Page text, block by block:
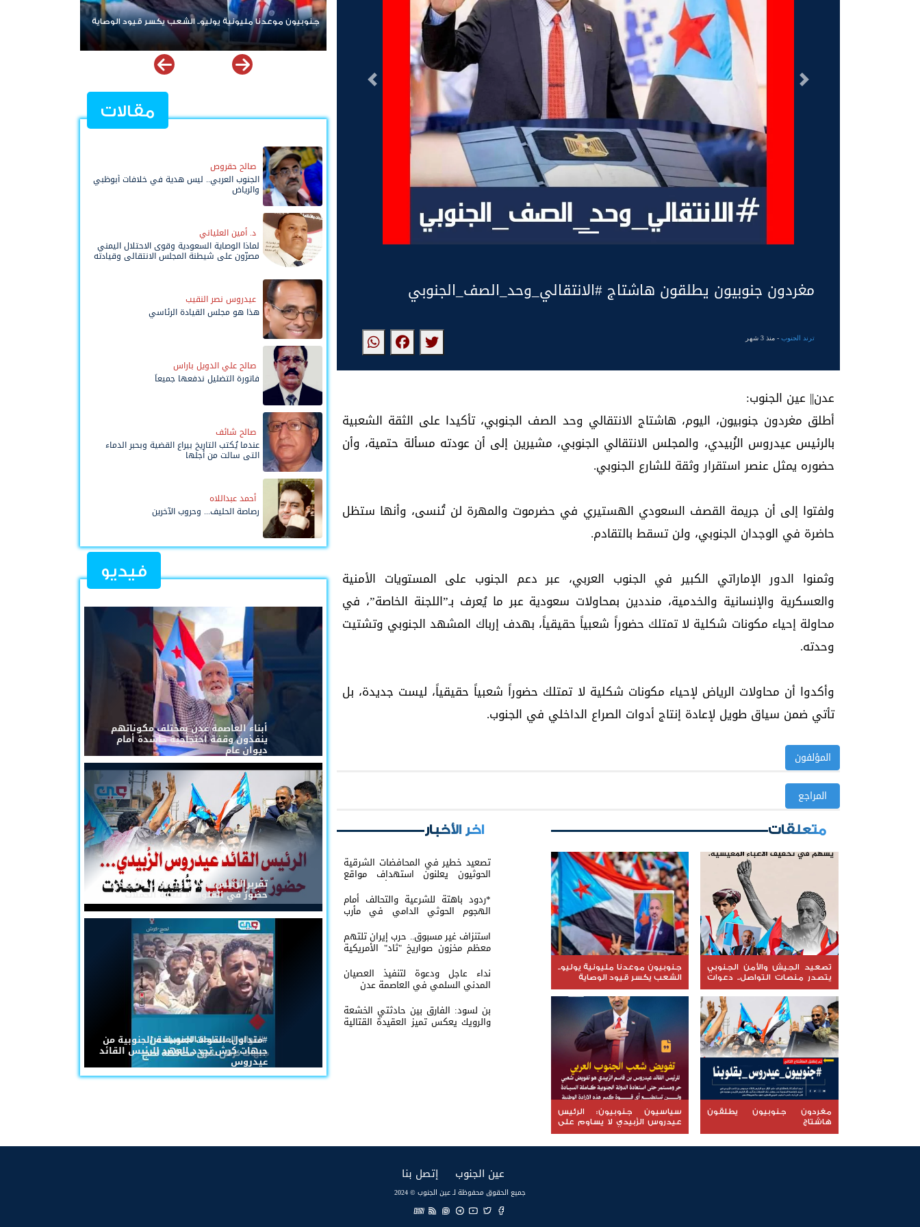
التالى السابق
مغردون جنوبيون يطلقون هاشتاج #الانتقالي_وحد_الصف_الجنوبي
ترند الجنوب- منذ 3 شهر
عدن|| عين الجنوب:
أطلق مغردون جنوبيون، اليوم، هاشتاج الانتقالي وحد الصف الجنوبي، تأكيدا على الثقة الشعبية
بالرئيس عيدروس الزُبيدي، والمجلس الانتقالي الجنوبي، مشيرين إلى أن عودته مسألة حتمية، وأن
حضوره يمثل عنصر استقرار وثقة للشارع الجنوبي.
ولفتوا إلى أن جريمة القصف السعودي الهستيري في حضرموت والمهرة لن تُنسى، وأنها ستظل
حاضرة في الوجدان الجنوبي، ولن تسقط بالتقادم.
وثمنوا الدور الإماراتي الكبير في الجنوب العربي، عبر دعم الجنوب على المستويات الأمنية
والعسكرية والإنسانية والخدمية، منددين بمحاولات سعودية عبر ما يُعرف بـ”اللجنة الخاصة”، في
محاولة إحياء مكونات شكلية لا تمتلك حضوراً شعبياً حقيقياً، بهدف إرباك المشهد الجنوبي وتشتيت
وحدته.
وأكدوا أن محاولات الرياض لإحياء مكونات شكلية لا تمتلك حضوراً شعبياً حقيقياً، ليست جديدة، بل
تأتي ضمن سياق طويل لإعادة إنتاج أدوات الصراع الداخلي في الجنوب.
المؤلفون
المراجع
متعلقات
تصعيد الجيش والأمن الجنوبي
يتصدر منصات التواصل.. دعوات
مكثفة لإنصاف المنتسبين
ومواجهة سياسات التجويع
جنوبيون موعدنا مليونية يوليو..
الشعب يكسر قيود الوصاية
مغردون جنوبيون يطلقون
هاشتاج
#جنوبيون_عيدروس_بقلوبنا
سياسيون جنوبيون: الرئيس
عيدروس الزُبيدي لا يساوم على
قضية شعب الجنوب
اخر الأخبار
تصعيد خطير في المحافضات الشرقية
الحوثيون يعلنون استهداف مواقع
عسكرية في حضرموت ومأرب اليمنية
بوابل من الصواريخ والطائرات المسيّرة
*ردود باهتة للشرعية والتحالف أمام
الهجوم الحوثي الدامي في مأرب
وحضرموت*
استنزاف غير مسبوق.. حرب إيران تلتهم
معظم مخزون صواريخ "ثاد" الأمريكية
وتدق ناقوس الخطر داخل البنتاغون
نداء عاجل ودعوة لتنفيذ العصيان
المدني السلمي في العاصمة عدن
بن لسود: الفارق بين حادثتي الخشعة
والرويك يعكس تميز العقيدة القتالية
جنوبيون موعدنا مليونية يوليو.. الشعب يكسر قيود الوصاية
مغردون جنوبيون يطلقون
#جنوبيون_عيدروس_بقلوبنا
مقالات
صالح حقروص
الجنوب العربي.. ليس هدية في خلافات أبوظبي
والرياض
د. أمين العلياني
لماذا الوصاية السعودية وقوى الاحتلال اليمني
مصرّون على شيطنة المجلس الانتقالي وقيادته
عيدروس نصر النقيب
هذا هو مجلس القيادة الرئاسي
صالح علي الدويل باراس
فاتورة التضليل ندفعها جميعاً
صالح شائف
عندما يُكتب التاريخ بيراع القضية وبحبر الدماء
التي سالت من أجلها
أحمد عبداللاه
رصاصة الحليف... وحروب الآخرين
فيديو
أبناء العاصمة عدن بمختلف مكوناتهم
ينفذون وقفة احتجاجية حاشدة أمام
ديوان عام
تقريرالرئيس القائد عيدروس الزُبيدي...
حضورٌ في القلوب لا تُلغيه الحملات
#متداول: القوات المسلحة الجنوبية من
جبهات كرش تجدد العهد للرئيس القائد
عيدروس
عين الجنوب إتصل بنا
جميع الحقوق محفوظة لـ عين الجنوب © 2024
EN